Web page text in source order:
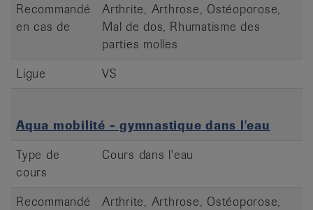
Recommandé
en cas de
Arthrite, Arthrose, Ostéoporose,
Mal de dos, Rhumatisme des
parties molles
Ligue
VS
Aqua mobilité - gymnastique dans l'eau
Type de
cours
Cours dans l'eau
Recommandé
Arthrite, Arthrose, Ostéoporose,